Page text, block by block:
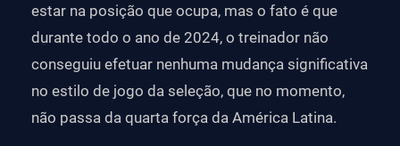
estar na posição que ocupa, mas o fato é que
durante todo o ano de 2024, o treinador não
conseguiu efetuar nenhuma mudança significativa
no estilo de jogo da seleção, que no momento,
não passa da quarta força da América Latina.